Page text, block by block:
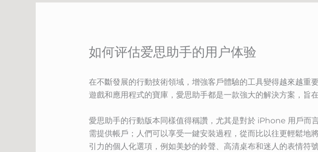
如何评估爱思助手的用户体验
在不斷發展的行動技術領域，增強客戶體驗的工具變得越來越
遊戲和應用程式的寶庫，愛思助手都是一款強大的解決方案，旨
愛思助手的行動版本同樣值得稱讚，尤其是對於 iPhone 用戶而
需提供帳戶；人們可以享受一鍵安裝過程，從而比以往更輕鬆地
引力的個人化選項，例如美妙的鈴聲、高清桌布和迷人的表情符